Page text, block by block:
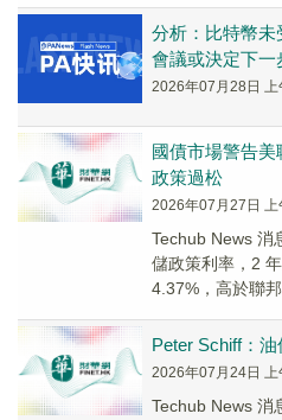
分析：比特幣未
會議或決定下一
2026年07月28日 上
國債市場警告美
政策過松
2026年07月27日 上
Techub News 消
儲政策利率，2
4.37%，高於聯
Peter Schiff：
2026年07月24日 上
Techub News 消